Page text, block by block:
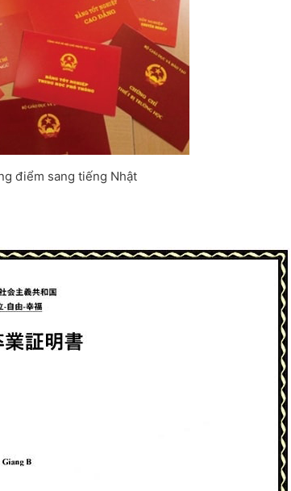
điểm sang tiếng Nhật